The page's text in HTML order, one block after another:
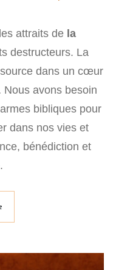
attraits de la
destructeurs. La
dans un cœur
Nous avons besoin
bibliques pour
dans nos vies et
bénédiction et